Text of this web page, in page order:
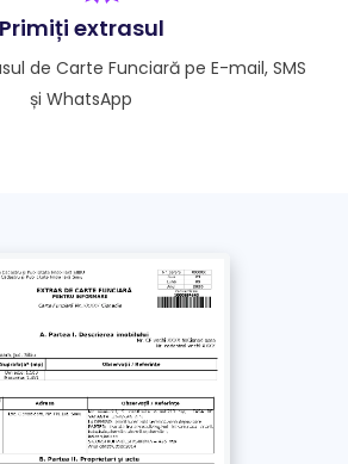
și pe WhatsApp
opțiune, extrasul se trimite doar pe e-
site. Împuternicesc un
Extras-carte-funciara.ro să solicite
cu Cardul >69Lei+ TVA
Primiți extrasul
de Carte Funciară pe E-mail, SMS
și WhatsApp